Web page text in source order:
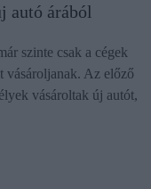
autó árából
szinte csak a cégek
vásároljanak. Az előző
vásároltak új autót,